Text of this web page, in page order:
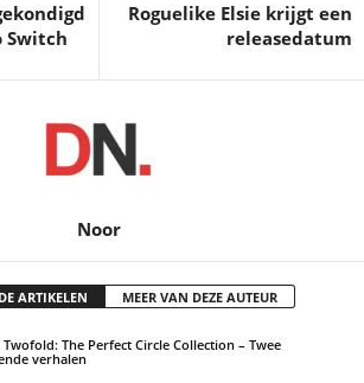
Switch
Roguelike Elsie krijgt een
releasedatum
Noor
ARTIKELEN MEER VAN DEZE AUTEUR
The Perfect Circle Collection – Twee
verhalen